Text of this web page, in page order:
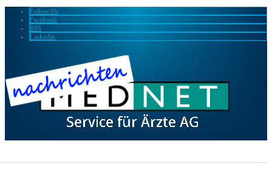
Follow Us
Facebook
RSS
Linkedin